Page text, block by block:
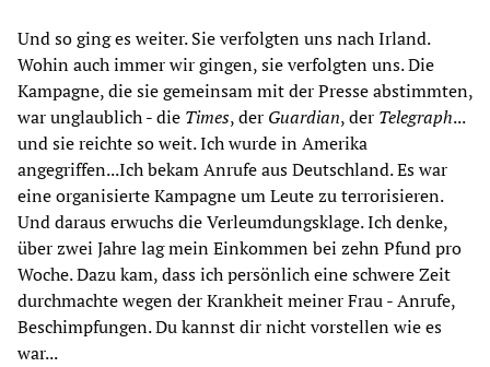
Und so ging es weiter. Sie verfolgten uns nach Irland.
Wohin auch immer wir gingen, sie verfolgten uns. Die
Kampagne, die sie gemeinsam mit der Presse abstimmten,
war unglaublich - die Times, der Guardian, der Telegraph...
und sie reichte so weit. Ich wurde in Amerika
angegriffen...Ich bekam Anrufe aus Deutschland. Es war
eine organisierte Kampagne um Leute zu terrorisieren.
Und daraus erwuchs die Verleumdungsklage. Ich denke,
über zwei Jahre lag mein Einkommen bei zehn Pfund pro
Woche. Dazu kam, dass ich persönlich eine schwere Zeit
durchmachte wegen der Krankheit meiner Frau - Anrufe,
Beschimpfungen. Du kannst dir nicht vorstellen wie es
war...